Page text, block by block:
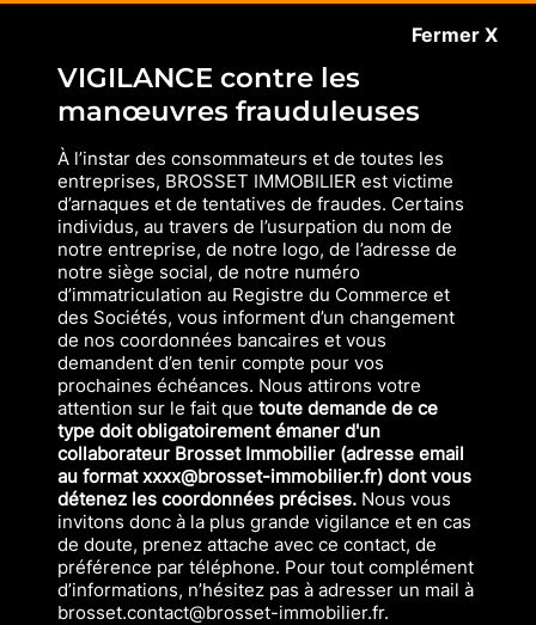
Fermer X
VIGILANCE contre les
manœuvres frauduleuses
À l’instar des consommateurs et de toutes les
entreprises, BROSSET IMMOBILIER est victime
d’arnaques et de tentatives de fraudes. Certains
individus, au travers de l’usurpation du nom de
notre entreprise, de notre logo, de l’adresse de
notre siège social, de notre numéro
d’immatriculation au Registre du Commerce et
des Sociétés, vous informent d’un changement
de nos coordonnées bancaires et vous
demandent d’en tenir compte pour vos
prochaines échéances. Nous attirons votre
attention sur le fait que toute demande de ce
type doit obligatoirement émaner d'un
collaborateur Brosset Immobilier (adresse email
au format xxxx@brosset-immobilier.fr) dont vous
détenez les coordonnées précises. Nous vous
invitons donc à la plus grande vigilance et en cas
de doute, prenez attache avec ce contact, de
préférence par téléphone. Pour tout complément
d’informations, n’hésitez pas à adresser un mail à
brosset.contact@brosset-immobilier.fr.